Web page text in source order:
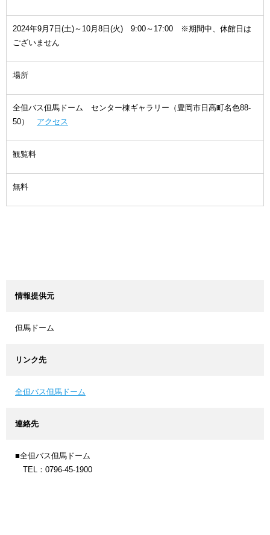
2024年9月7日(土)～10月8日(火) 9:00～17:00 ※期間中、休館日は
ございません
場所
全但バス但馬ドーム センター棟ギャラリー（豊岡市日高町名色88-
50） アクセス
観覧料
無料
情報提供元
但馬ドーム
リンク先
全但バス但馬ドーム
連絡先
■全但バス但馬ドーム
TEL：0796-45-1900